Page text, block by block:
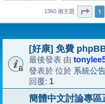
1360 個主題 第1
1
[好康] 免費
最後發表 由
發表於 位於 系統公
回覆: 1
簡體中文討論專區